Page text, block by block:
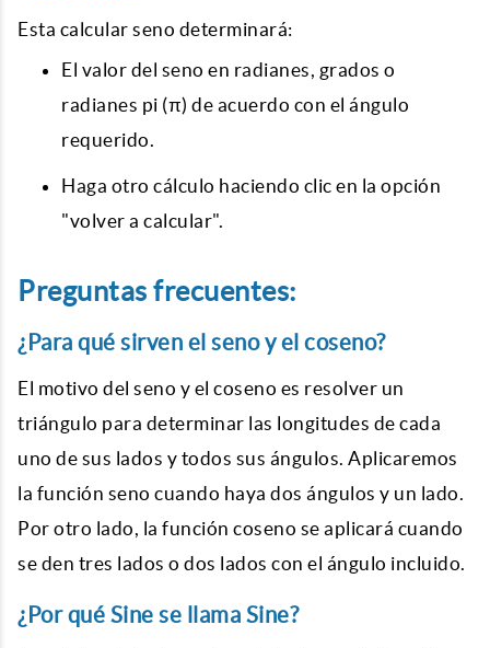
Esta calcular seno determinará:
El valor del seno en radianes, grados o
radianes pi (π) de acuerdo con el ángulo
requerido.
Haga otro cálculo haciendo clic en la opción
"volver a calcular".
Preguntas frecuentes:
¿Para qué sirven el seno y el coseno?
El motivo del seno y el coseno es resolver un
triángulo para determinar las longitudes de cada
uno de sus lados y todos sus ángulos. Aplicaremos
la función seno cuando haya dos ángulos y un lado.
Por otro lado, la función coseno se aplicará cuando
se den tres lados o dos lados con el ángulo incluido.
¿Por qué Sine se llama Sine?